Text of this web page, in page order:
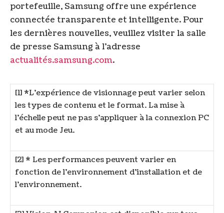
portefeuille, Samsung offre une expérience
connectée transparente et intelligente. Pour
les dernières nouvelles, veuillez visiter la salle
de presse Samsung à l’adresse
actualités.samsung.com.
[1] *L’expérience de visionnage peut varier selon
les types de contenu et le format. La mise à
l’échelle peut ne pas s’appliquer à la connexion PC
et au mode Jeu.
[2] * Les performances peuvent varier en
fonction de l’environnement d’installation et de
l’environnement.